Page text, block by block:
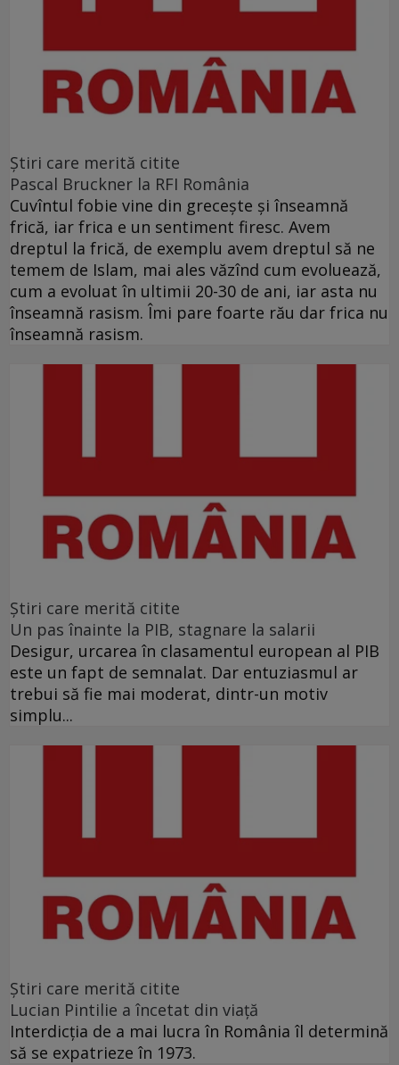
Ştiri care merită citite
Pascal Bruckner la RFI România
Cuvîntul fobie vine din grecește și înseamnă
frică, iar frica e un sentiment firesc. Avem
dreptul la frică, de exemplu avem dreptul să ne
temem de Islam, mai ales văzînd cum evoluează,
cum a evoluat în ultimii 20-30 de ani, iar asta nu
înseamnă rasism. Îmi pare foarte rău dar frica nu
înseamnă rasism.
Ştiri care merită citite
Un pas înainte la PIB, stagnare la salarii
Desigur, urcarea în clasamentul european al PIB
este un fapt de semnalat. Dar entuziasmul ar
trebui să fie mai moderat, dintr-un motiv
simplu...
Ştiri care merită citite
Lucian Pintilie a încetat din viață
Interdicţia de a mai lucra în România îl determină
să se expatrieze în 1973.